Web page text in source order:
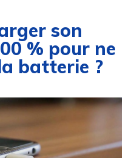
son
% pour ne
batterie ?